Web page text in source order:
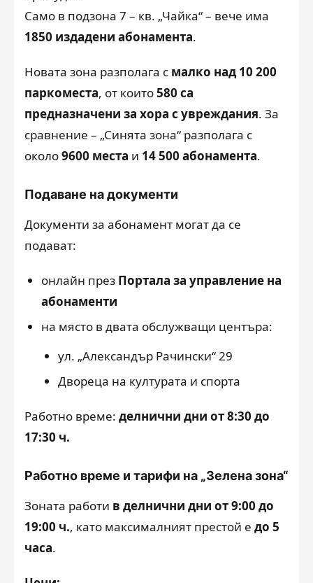
Само в подзона 7 – кв. „Чайка“ – вече има
1850 издадени абонамента.
Новата зона разполага с малко над 10 200
паркоместа, от които580 са
предназначени за хора с увреждания. За
сравнение – „Синята зона“ разполага с
около9600 места и 14 500 абонамента.
Подаване на документи
Документи за абонамент могат да се
подават:
онлайн през Портала за управление на
абонаменти
на място в двата обслужващи центъра:
ул. „Александър Рачински“ 29
Двореца на културата и спорта
Работно време: делнични дни от 8:30 до
17:30 ч.
Работно време и тарифи на „Зелена зона“
Зоната работи в делнични дни от 9:00 до
19:00 ч., като максималният престой е до 5
часа.